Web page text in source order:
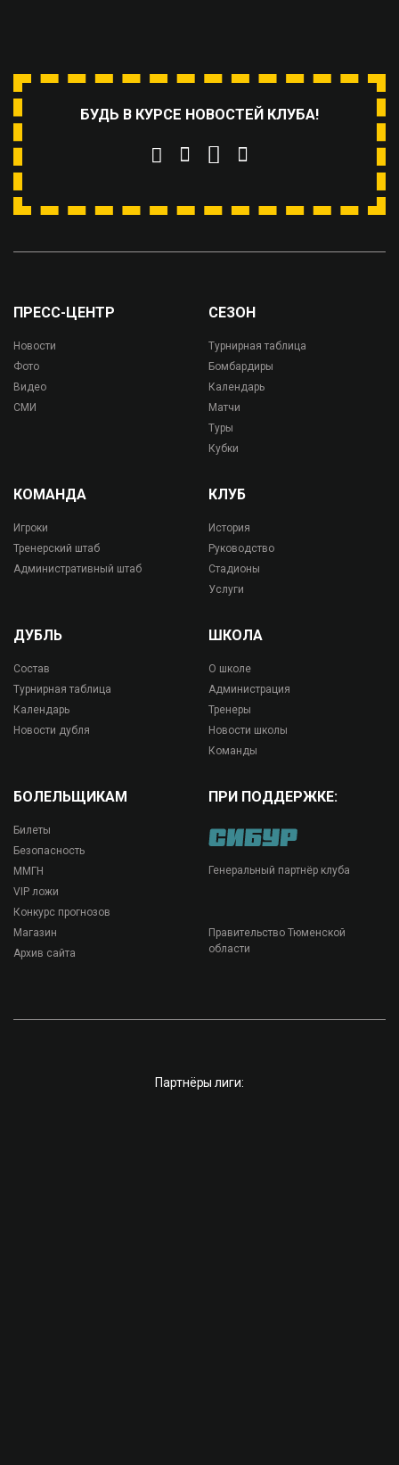
БУДЬ В КУРСЕ НОВОСТЕЙ КЛУБА!
ПРЕСС-ЦЕНТР
Новости
Фото
Видео
СМИ
СЕЗОН
Турнирная таблица
Бомбардиры
Календарь
Матчи
Туры
Кубки
КОМАНДА
Игроки
Тренерский штаб
Административный штаб
КЛУБ
История
Руководство
Стадионы
Услуги
ДУБЛЬ
Состав
Турнирная таблица
Календарь
Новости дубля
ШКОЛА
О школе
Администрация
Тренеры
Новости школы
Команды
БОЛЕЛЬЩИКАМ
Билеты
Безопасность
ММГН
VIP ложи
Конкурс прогнозов
Магазин
Архив сайта
ПРИ ПОДДЕРЖКЕ:
Генеральный партнёр клуба
Правительство Тюменской
области
Партнёры лиги: